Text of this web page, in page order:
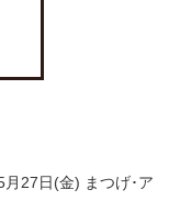
27日(金) まつげ･ア